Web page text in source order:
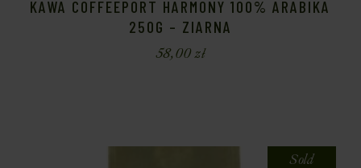
KAWA COFFEEPORT HARMONY 100% ARABIKA
250G – ZIARNA
58,00zł
Sold